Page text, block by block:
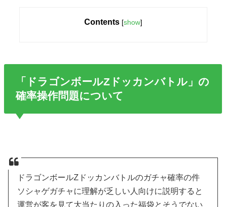
Contents [show]
「ドラゴンボールZドッカンバトル」の
確率操作問題について
ドラゴンボールZドッカンバトルのガチャ確率の件
ソシャゲガチャに理解が乏しい人向けに説明すると
運営が客を見て大当たりの入った福袋とそうでない